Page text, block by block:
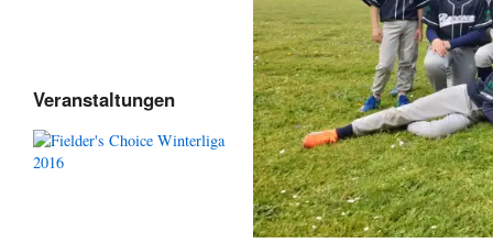
Veranstaltungen